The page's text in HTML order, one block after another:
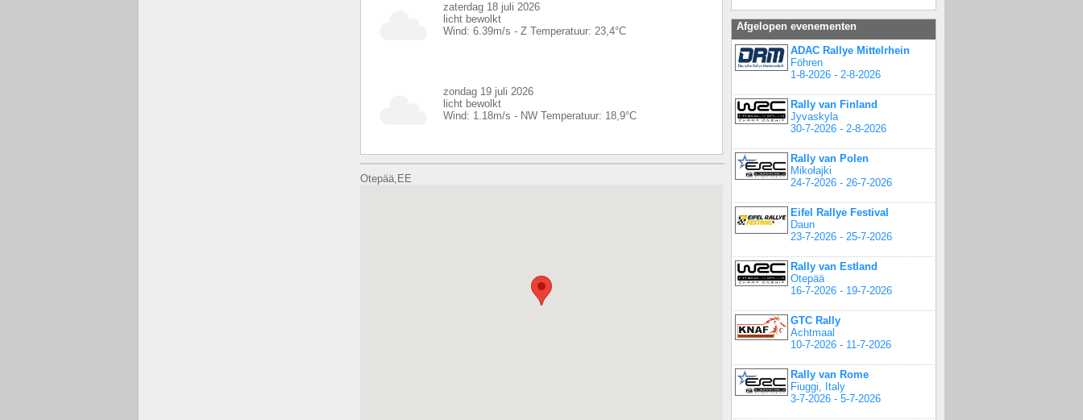
zaterdag 18 juli 2026
licht bewolkt
Wind: 6.39m/s - Z Temperatuur: 23,4°C
zondag 19 juli 2026
licht bewolkt
Wind: 1.18m/s - NW Temperatuur: 18,9°C
Otepää,EE
Afgelopen evenementen
ADAC Rallye Mittelrhein
Föhren
1-8-2026 - 2-8-2026
Rally van Finland
Jyvaskyla
30-7-2026 - 2-8-2026
Rally van Polen
Mikołajki
24-7-2026 - 26-7-2026
Eifel Rallye Festival
Daun
23-7-2026 - 25-7-2026
Rally van Estland
Otepää
16-7-2026 - 19-7-2026
GTC Rally
Achtmaal
10-7-2026 - 11-7-2026
Rally van Rome
Fiuggi, Italy
3-7-2026 - 5-7-2026